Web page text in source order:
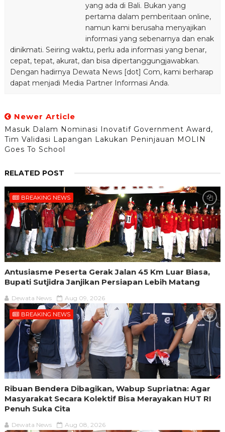
yang ada di Bali. Bukan yang
pertama dalam pemberitaan online,
namun kami berusaha menyajikan
informasi yang sebenarnya dan enak
dinikmati. Seiring waktu, perlu ada informasi yang benar,
cepat, tepat, akurat, dan bisa dipertanggungjawabkan.
Dengan hadirnya Dewata News [dot] Com, kami berharap
dapat menjadi Media Partner Informasi Anda.
Newer Article
Masuk Dalam Nominasi Inovatif Government Award,
Tim Validasi Lapangan Lakukan Peninjauan MOLIN
Goes To School
RELATED POST
BREAKING NEWS
Antusiasme Peserta Gerak Jalan 45 Km Luar Biasa,
Bupati Sutjidra Janjikan Persiapan Lebih Matang
Dewata News Aug 09, 2026
BREAKING NEWS
Ribuan Bendera Dibagikan, Wabup Supriatna: Agar
Masyarakat Secara Kolektif Bisa Merayakan HUT RI
Penuh Suka Cita
Dewata News Aug 08, 2026